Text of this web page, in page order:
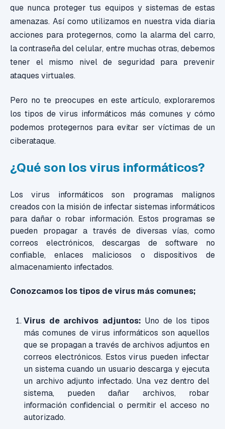
que nunca proteger tus equipos y sistemas de estas
amenazas. Así como utilizamos en nuestra vida diaria
acciones para protegernos, como la alarma del carro,
la contraseña del celular, entre muchas otras, debemos
tener el mismo nivel de seguridad para prevenir
ataques virtuales.
Pero no te preocupes en este artículo, exploraremos
los tipos de virus informáticos más comunes y cómo
podemos protegernos para evitar ser víctimas de un
ciberataque.
¿Qué son los virus informáticos?
Los virus informáticos son programas malignos
creados con la misión de infectar sistemas informáticos
para dañar o robar información. Estos programas se
pueden propagar a través de diversas vías, como
correos electrónicos, descargas de software no
confiable, enlaces maliciosos o dispositivos de
almacenamiento infectados.
Conozcamos los tipos de virus más comunes;
Virus de archivos adjuntos: Uno de los tipos
más comunes de virus informáticos son aquellos
que se propagan a través de archivos adjuntos en
correos electrónicos. Estos virus pueden infectar
un sistema cuando un usuario descarga y ejecuta
un archivo adjunto infectado. Una vez dentro del
sistema, pueden dañar archivos, robar
información confidencial o permitir el acceso no
autorizado.